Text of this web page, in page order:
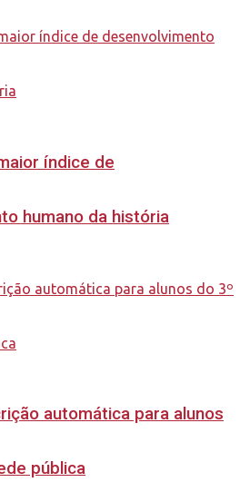
índice de
humano da história
automática para alunos
pública